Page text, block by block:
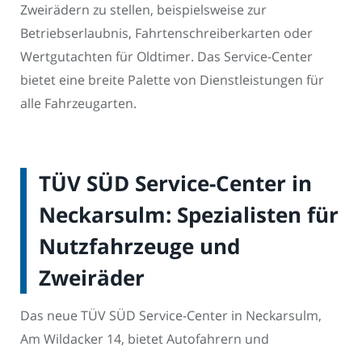
Zweirädern zu stellen, beispielsweise zur
Betriebserlaubnis, Fahrtenschreiberkarten oder
Wertgutachten für Oldtimer. Das Service-Center
bietet eine breite Palette von Dienstleistungen für
alle Fahrzeugarten.
TÜV SÜD Service-Center in
Neckarsulm: Spezialisten für
Nutzfahrzeuge und
Zweiräder
Das neue TÜV SÜD Service-Center in Neckarsulm,
Am Wildacker 14, bietet Autofahrern und